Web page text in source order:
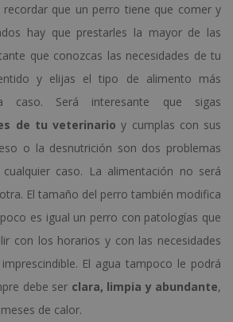
recordar que un perro tiene que comer y
hay que prestarles la mayor de las
que conozcas las necesidades de tu
y elijas el tipo de alimento más
caso. Será interesante que sigas
de tu veterinario y cumplas con sus
o la desnutrición son dos problemas
caso. La alimentación no será
El tamaño del perro también modifica
es igual un perro con patologías que
con los horarios y con las necesidades
El agua tampoco le podrá
debe ser clara, limpia y abundante,
de calor.